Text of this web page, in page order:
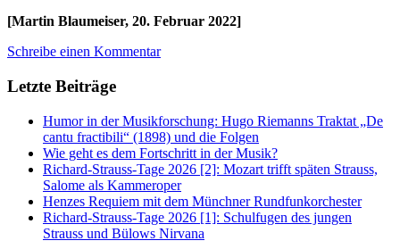
[Martin Blaumeiser, 20. Februar 2022]
Schreibe einen Kommentar
Letzte Beiträge
Humor in der Musikforschung: Hugo Riemanns Traktat „De
cantu fractibili“ (1898) und die Folgen
Wie geht es dem Fortschritt in der Musik?
Richard-Strauss-Tage 2026 [2]: Mozart trifft späten Strauss,
Salome als Kammeroper
Henzes Requiem mit dem Münchner Rundfunkorchester
Richard-Strauss-Tage 2026 [1]: Schulfugen des jungen
Strauss und Bülows Nirvana